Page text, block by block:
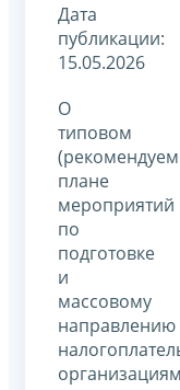
Дата
публикации:
15.05.2026
О
типовом
плане
мероприятий
по
подготовке
и
массовому
направлению
организациям